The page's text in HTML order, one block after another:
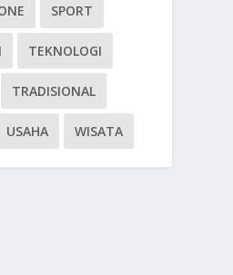
SPORT
TEKNOLOGI
TRADISIONAL
USAHA WISATA